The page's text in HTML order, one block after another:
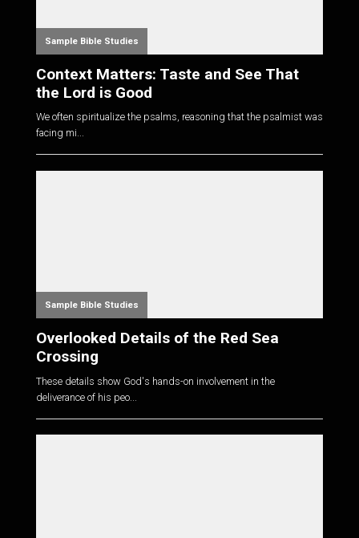
Sample Bible Studies
Context Matters: Taste and See That
the Lord is Good
We often spiritualize the psalms, reasoning that the psalmist was
facing mi...
Sample Bible Studies
Overlooked Details of the Red Sea
Crossing
These details show God's hands-on involvement in the
deliverance of his peo...